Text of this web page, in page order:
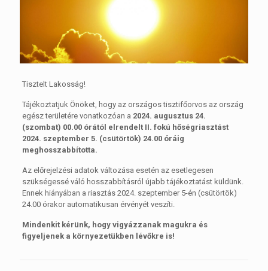
Tisztelt Lakosság!
Tájékoztatjuk Önöket, hogy az országos tisztifőorvos az ország
egész területére vonatkozóan a 2024. augusztus 24.
(szombat) 00.00 órától elrendelt II. fokú hőségriasztást
2024. szeptember 5. (csütörtök) 24.00 óráig
meghosszabbította.
Az előrejelzési adatok változása esetén az esetlegesen
szükségessé váló hosszabbításról újabb tájékoztatást küldünk.
Ennek hiányában a riasztás 2024. szeptember 5-én (csütörtök)
24.00 órakor automatikusan érvényét veszíti.
Mindenkit kérünk, hogy vigyázzanak magukra és
figyeljenek a környezetükben lévőkre is!